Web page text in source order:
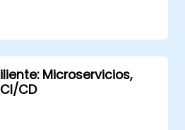
trabajos de Jenkins
probar aplicaciones.
tuberías
para el despliegue de
Microservicios,
CD